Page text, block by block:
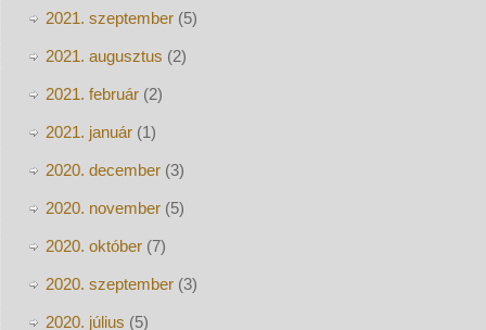
2021. szeptember(5)
2021. augusztus (2)
2021. február(2)
2021. január(1)
2020. december(3)
2020. november(5)
2020. október(7)
2020. szeptember(3)
2020. július (5)